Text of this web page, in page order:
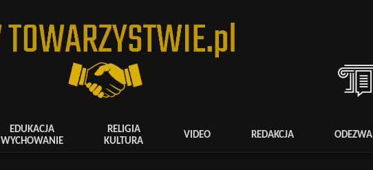
EDUKACJA
WYCHOWANIE
RELIGIA
KULTURA
VIDEO REDAKCJA ODEZWA